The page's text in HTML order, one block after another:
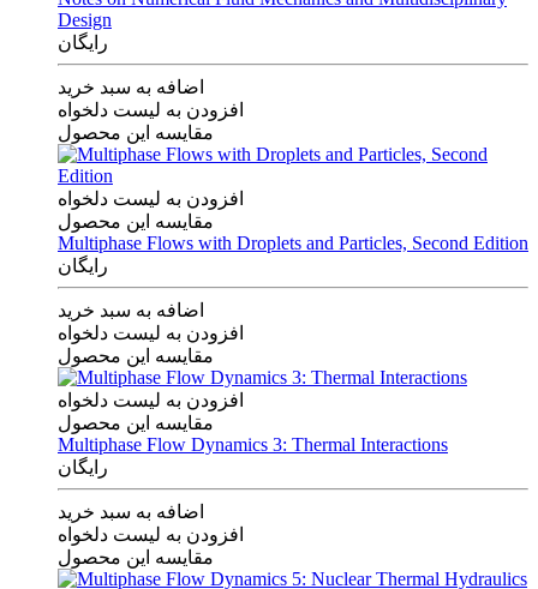
Design
رایگان
اضافه به سبد خرید
افزودن به لیست دلخواه
مقایسه این محصول
افزودن به لیست دلخواه
مقایسه این محصول
Multiphase Flows with Droplets and Particles, Second Edition
رایگان
اضافه به سبد خرید
افزودن به لیست دلخواه
مقایسه این محصول
افزودن به لیست دلخواه
مقایسه این محصول
Multiphase Flow Dynamics 3: Thermal Interactions
رایگان
اضافه به سبد خرید
افزودن به لیست دلخواه
مقایسه این محصول